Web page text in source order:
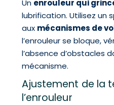
Un enrouleur qui
lubrification. Utilisez un
aux mécanismes de
l’enrouleur se bloque,
l’absence d’obstacles
mécanisme.
Ajustement de la
l’enrouleur